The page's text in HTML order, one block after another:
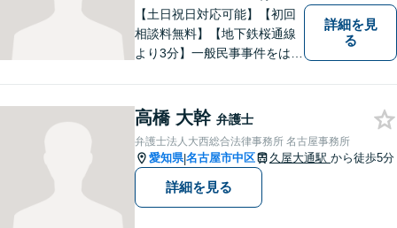
【土日祝日対応可能】【初回
相談料無料】【地下鉄桜通線
より3分】一般民事事件をはじ
当事務所では夜間のご面談や
お子様連れの方も歓迎してお
ります。是非、お気軽にお越
しください。
詳細を見
る
高橋 大幹 弁護士
弁護士法人大西総合法律事務所 名古屋事務所
愛知県|名古屋市中区 久屋大通駅 から徒歩5分
詳細を見る